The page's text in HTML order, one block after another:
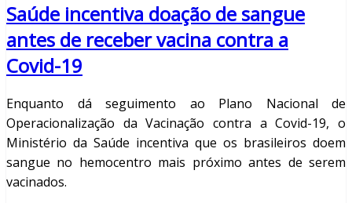
Saúde incentiva doação de sangue
antes de receber vacina contra a
Covid-19
Enquanto dá seguimento ao Plano Nacional de
Operacionalização da Vacinação contra a Covid-19, o
Ministério da Saúde incentiva que os brasileiros doem
sangue no hemocentro mais próximo antes de serem
vacinados.